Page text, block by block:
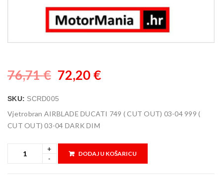
76,71€ 72,20 €
SKU: SCRD005
Vjetrobran AIRBLADE DUCATI 749 ( CUT OUT) 03-04 999 (
CUT OUT) 03-04 DARK DIM
DODAJ U KOŠARICU